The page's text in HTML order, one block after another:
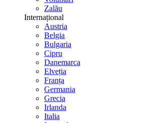
Zalău
Internațional
Austria
Belgia
Bulgaria
Cipru
Danemarca
Elveția
Franța
Germania
Grecia
Irlanda
Italia